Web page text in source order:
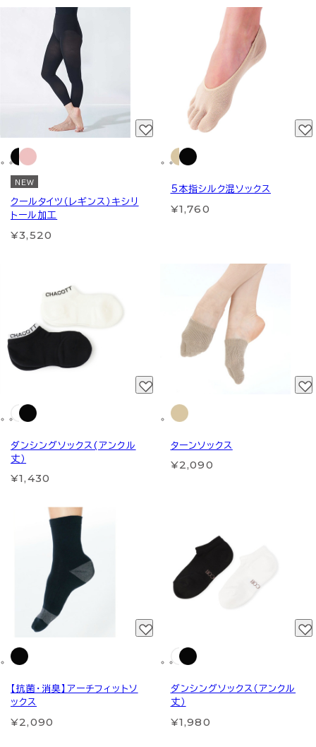
NEW
クールタイツ（レギンス）キシリ
トール加工
¥3,520
5本指シルク混ソックス
¥1,760
ダンシングソックス(アンクル
丈）
¥1,430
ターンソックス
¥2,090
【抗菌・消臭】アーチフィットソ
ックス
¥2,090
ダンシングソックス（アンクル
丈）
¥1,980